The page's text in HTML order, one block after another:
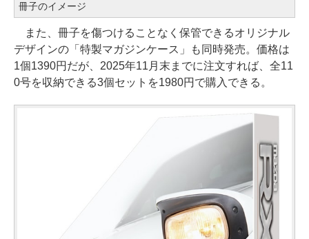
冊子のイメージ
また、冊子を傷つけることなく保管できるオリジナル
デザインの「特製マガジンケース」も同時発売。価格は
1個1390円だが、2025年11月末までに注文すれば、全11
0号を収納できる3個セットを1980円で購入できる。